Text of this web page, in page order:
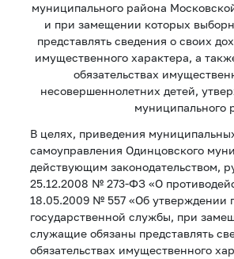
муниципального района
и при замещении которых
представлять сведения о своих
имущественного характера, а
обязательствах
несовершеннолетних детей,
муниципального
В целях, приведения
самоуправления Одинцовского
действующим законодательством,
25.12.2008 № 273-ФЗ «О
18.05.2009 № 557 «Об утверждении
государственной службы, при
служащие обязаны представлять
обязательствах имущественного